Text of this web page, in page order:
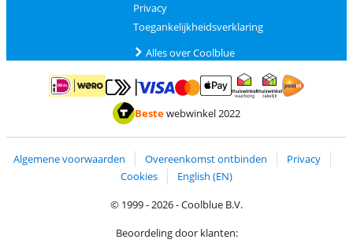
Privacy
Toegankelijkheidsverklaring
Alles over Coolblue
Betalen met iDEAL | WeroBetalen met MasterCard en Visa via ClickToPay
Betalen met ApplePay
Thuiswinkel waarborg
Bestewebwinkel 2022
Algemene voorwaarden Overeenkomst ontbinden
Privacy
Cookies
English (EN)
© 1999 - 2026 - Coolblue B.V.
Beoordeling door klanten: